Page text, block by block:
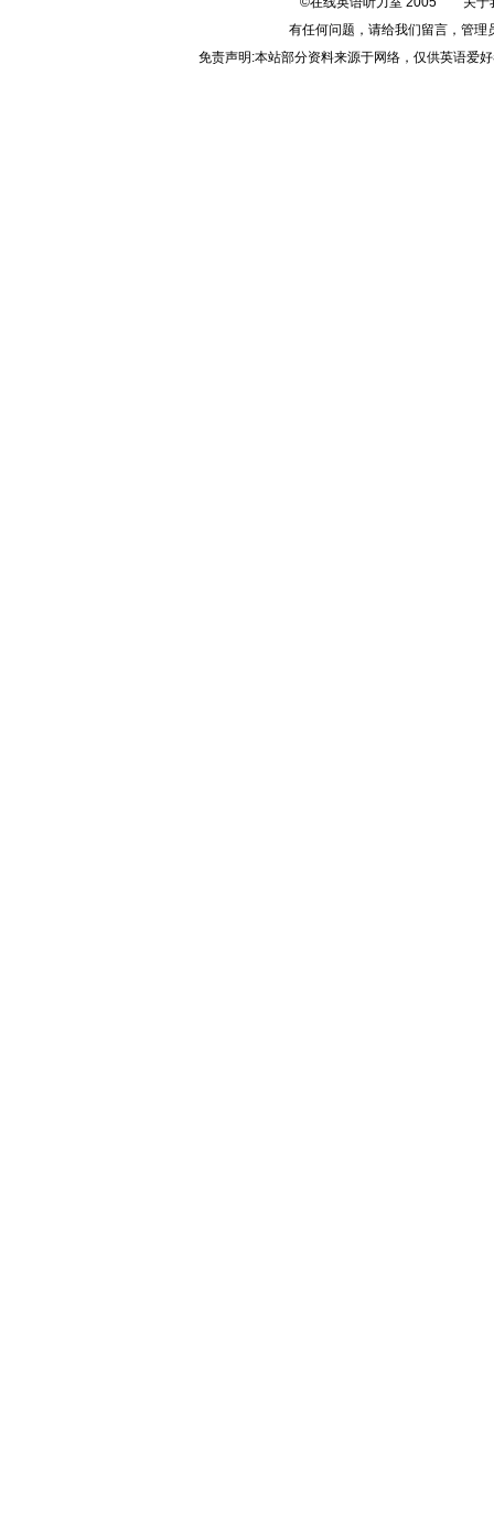
有任何问题，请给我们留言，管理
免责声明:本站部分资料来源于网络，仅供英语爱